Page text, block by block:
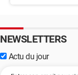
NEWSLETTERS
Actu du jour